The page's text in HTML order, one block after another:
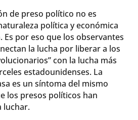
de preso político no es
política y económica
Es por eso que los observantes
la lucha por liberar a los
con la lucha más
estadounidenses. La
es un síntoma del mismo
los presos políticos han
luchar.